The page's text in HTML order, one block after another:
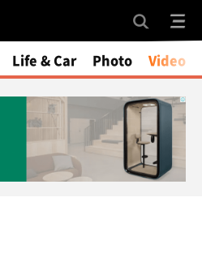
Life & Car Photo Video